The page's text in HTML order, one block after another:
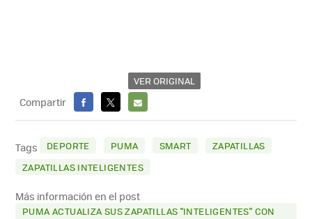
VER ORIGINAL
Compartir
FACEBOOK
X
E-
MAIL
Tags DEPORTE PUMA SMART
ZAPATILLAS
ZAPATILLAS INTELIGENTES
Más información en el post
PUMA ACTUALIZA SUS ZAPATILLAS "INTELIGENTES" CON